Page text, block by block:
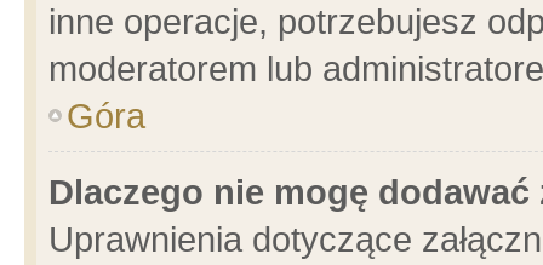
inne operacje, potrzebujesz
moderatorem lub
Góra
Dlaczego nie mogę dodawać
Uprawnienia dotyczące